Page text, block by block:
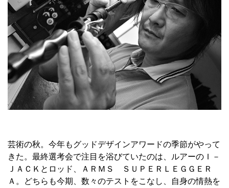
芸術の秋。今年もグッドデザインアワードの季節がやって
きた。最終選考会で注目を浴びていたのは、ルアーのＩ－
ＪＡＣＫとロッド、ＡＲＭＳ ＳＵＰＥＲＬＥＧＧＥＲ
Ａ。どちらも今期、数々のテストをこなし、自身の情熱を